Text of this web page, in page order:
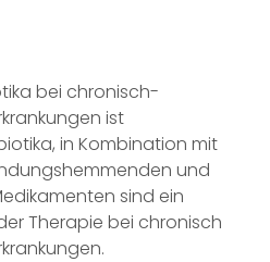
bei chronisch-
ist
in Kombination mit
und
sind ein
Therapie bei chronisch